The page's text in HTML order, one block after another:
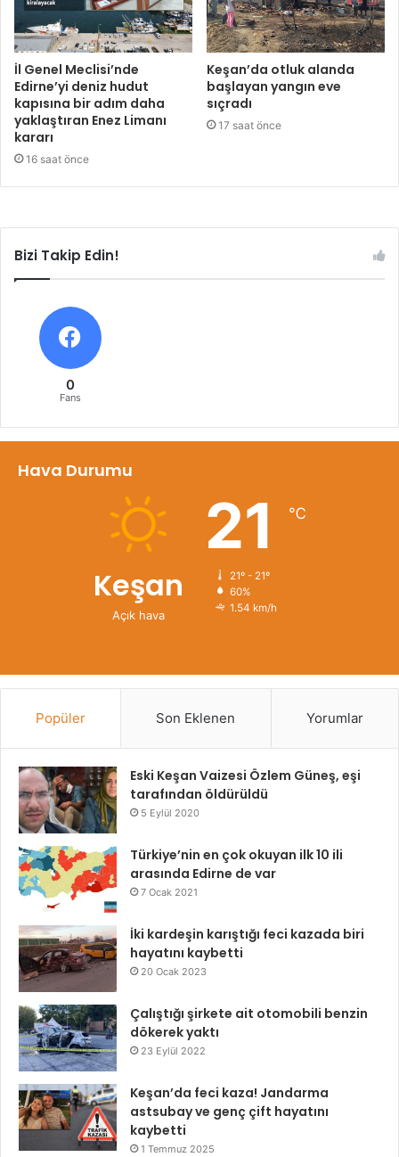
İl Genel Meclisi’nde
Edirne’yi deniz hudut
kapısına bir adım daha
yaklaştıran Enez Limanı
kararı
16 saat önce
Keşan’da otluk alanda
başlayan yangın eve
sıçradı
17 saat önce
Bizi Takip Edin!
0
Fans
Hava Durumu
Keşan
Açık hava
21 ℃
21º - 21º
60%
1.54 km/h
Popüler Son Eklenen Yorumlar
Eski Keşan Vaizesi Özlem Güneş, eşi
tarafından öldürüldü
5 Eylül 2020
Türkiye’nin en çok okuyan ilk 10 ili
arasında Edirne de var
7 Ocak 2021
İki kardeşin karıştığı feci kazada biri
hayatını kaybetti
20 Ocak 2023
Çalıştığı şirkete ait otomobili benzin
dökerek yaktı
23 Eylül 2022
Keşan’da feci kaza! Jandarma
astsubay ve genç çift hayatını
kaybetti
1 Temmuz 2025